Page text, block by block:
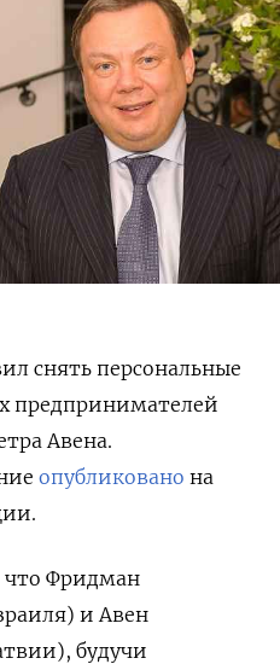
снять персональные
предпринимателей
Авена.
опубликовано на
что Фридман
и Авен
будучи